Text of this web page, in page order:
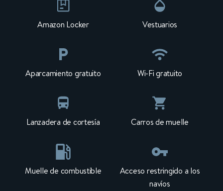
Amazon Locker Vestuarios
Aparcamiento gratuito Wi-Fi gratuito
Lanzadera de cortesía Carros de muelle
Muelle de combustible
Acceso restringido a los
navíos